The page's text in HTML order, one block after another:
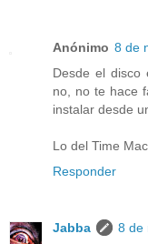
Anónimo 8 de
Desde el disco
no, no te hace
instalar desde
Lo del Time
Responder
Jabba
8 de